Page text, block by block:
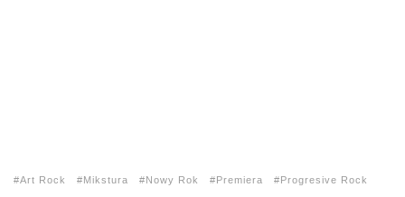
Art Rock Mikstura Nowy Rok Premiera Progresive Rock